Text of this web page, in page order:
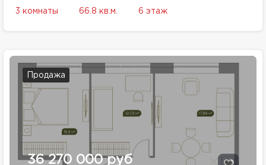
3 комнаты 66.8 кв.м. 6 этаж
Продажа
36 270 000 руб